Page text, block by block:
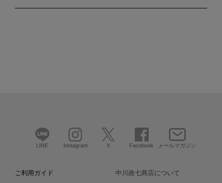
LINE Instagram X Facebook メールマガジン
ご利用ガイド 中川政七商店について